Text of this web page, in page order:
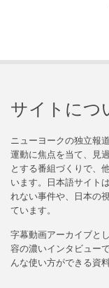
サイトにつ
ニューヨークの独立報
運動に焦点を当て、見
とする番組づくりで、
います。日本語サイト
れない事件や、日本の
ています。
字幕動画アーカイブと
容の濃いインタビュー
んな使い方ができる資